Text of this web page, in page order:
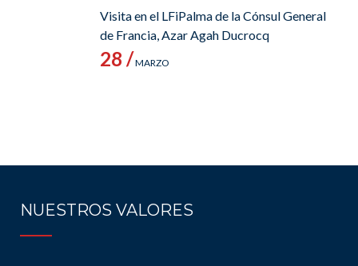
Visita en el LFiPalma de la Cónsul General
de Francia, Azar Agah Ducrocq
28 /MARZO
NUESTROS VALORES